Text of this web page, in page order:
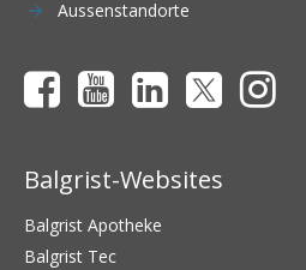
Aussenstandorte
Balgrist-Websites
Balgrist Apotheke
Balgrist Tec